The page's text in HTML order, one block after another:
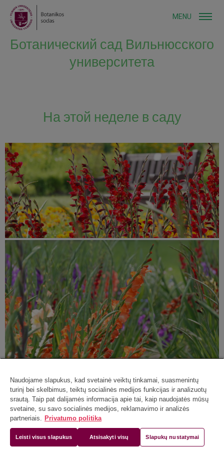
MENU
Ботанический сад Вильнюсского
университета
На этой неделе в саду
Naudojame slapukus, kad svetainė veiktų tinkamai, suasmenintų
turinį bei skelbimus, teiktų socialinės medijos funkcijas ir analizuotų
srautą. Taip pat dalijamės informacija apie tai, kaip naudojatės mūsų
svetaine, su savo socialinės medijos, reklamavimo ir analizės
partneriais. Privatumo politika
Leisti visus slapukus Atsisakyti visų Slapukų nustatymai